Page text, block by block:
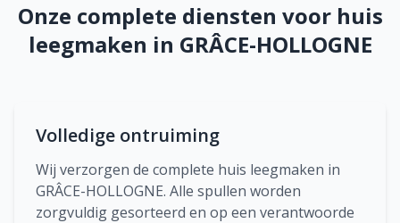
Onze complete diensten voor huis
leegmaken in GRÂCE-HOLLOGNE
Volledige ontruiming
Wij verzorgen de complete huis leegmaken in
GRÂCE-HOLLOGNE. Alle spullen worden
zorgvuldig gesorteerd en op een verantwoorde